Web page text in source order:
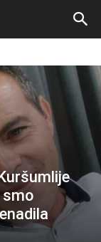
smo